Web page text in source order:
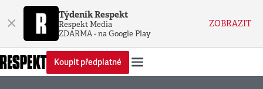
× Týdeník Respekt
Respekt Media
ZDARMA - na Google Play
ZOBRAZIT
Koupit předplatné